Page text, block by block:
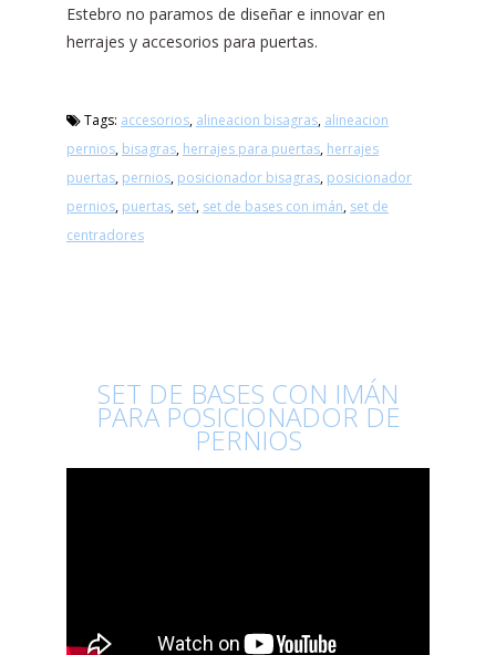
Estebro no paramos de diseñar e innovar en
herrajes y accesorios para puertas.
Tags: accesorios, alineacion bisagras, alineacion
pernios, bisagras, herrajes para puertas, herrajes
puertas, pernios, posicionador bisagras, posicionador
pernios, puertas, set, set de bases con imán, set de
centradores
SET DE BASES CON IMÁN
PARA POSICIONADOR DE
PERNIOS